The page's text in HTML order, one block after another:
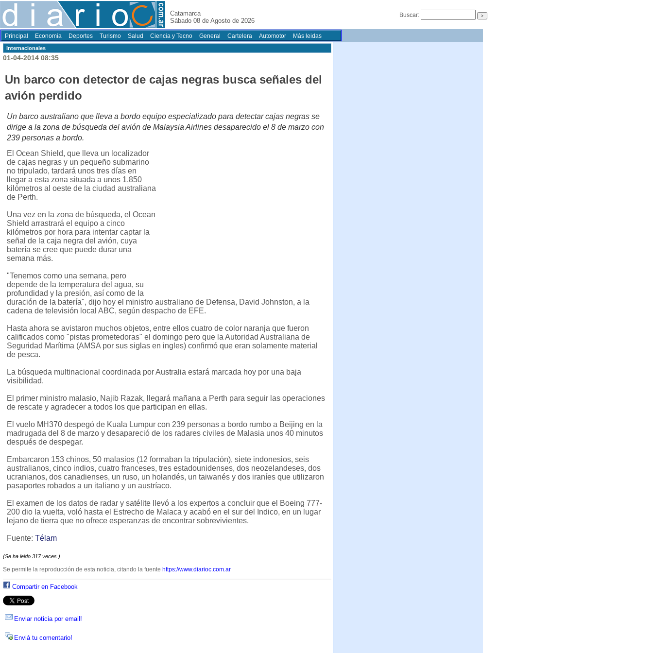
Catamarca
Sábado 08 de Agosto de 2026
Buscar:
Principal Economia Deportes Turismo Salud Ciencia y Tecno General Cartelera Automotor Más leidas
Internacionales
01-04-2014 08:35
Un barco con detector de cajas negras busca señales del
avión perdido
Un barco australiano que lleva a bordo equipo especializado para detectar cajas negras se
dirige a la zona de búsqueda del avión de Malaysia Airlines desaparecido el 8 de marzo con
239 personas a bordo.
El Ocean Shield, que lleva un localizador
de cajas negras y un pequeño submarino
no tripulado, tardará unos tres días en
llegar a esta zona situada a unos 1.850
kilómetros al oeste de la ciudad australiana
de Perth.
Una vez en la zona de búsqueda, el Ocean
Shield arrastrará el equipo a cinco
kilómetros por hora para intentar captar la
señal de la caja negra del avión, cuya
batería se cree que puede durar una
semana más.
"Tenemos como una semana, pero
depende de la temperatura del agua, su
profundidad y la presión, así como de la
duración de la batería", dijo hoy el ministro australiano de Defensa, David Johnston, a la
cadena de televisión local ABC, según despacho de EFE.
Hasta ahora se avistaron muchos objetos, entre ellos cuatro de color naranja que fueron
calificados como "pistas prometedoras" el domingo pero que la Autoridad Australiana de
Seguridad Marítima (AMSA por sus siglas en ingles) confirmó que eran solamente material
de pesca.
La búsqueda multinacional coordinada por Australia estará marcada hoy por una baja
visibilidad.
El primer ministro malasio, Najib Razak, llegará mañana a Perth para seguir las operaciones
de rescate y agradecer a todos los que participan en ellas.
El vuelo MH370 despegó de Kuala Lumpur con 239 personas a bordo rumbo a Beijing en la
madrugada del 8 de marzo y desapareció de los radares civiles de Malasia unos 40 minutos
después de despegar.
Embarcaron 153 chinos, 50 malasios (12 formaban la tripulación), siete indonesios, seis
australianos, cinco indios, cuatro franceses, tres estadounidenses, dos neozelandeses, dos
ucranianos, dos canadienses, un ruso, un holandés, un taiwanés y dos iraníes que utilizaron
pasaportes robados a un italiano y un austríaco.
El examen de los datos de radar y satélite llevó a los expertos a concluir que el Boeing 777-
200 dio la vuelta, voló hasta el Estrecho de Malaca y acabó en el sur del Indico, en un lugar
lejano de tierra que no ofrece esperanzas de encontrar sobrevivientes.
Fuente: Télam
(Se ha leido 317 veces.)
Se permite la reproducción de esta noticia, citando la fuente https://www.diarioc.com.ar
Compartir en Facebook
Enviar noticia por email!
Enviá tu comentario!